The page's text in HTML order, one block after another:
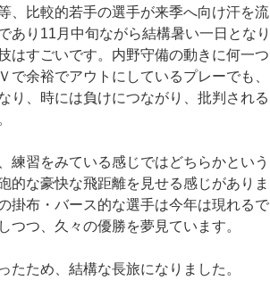
、比較的若手の選手が来季へ向け汗を流
あり11月中旬ながら結構暑い一日となり
はすごいです。内野守備の動きに何一つ
で余裕でアウトにしているプレーでも、
り、時には負けにつながり、批判される
練習をみている感じではどちらかという
的な豪快な飛距離を見せる感じがありま
掛布・バース的な選手は今年は現れるで
つつ、久々の優勝を夢見ています。
たため、結構な長旅になりました。